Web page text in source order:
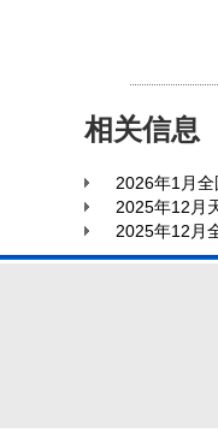
相关信息
2026年1月
2025年12月
2025年12月